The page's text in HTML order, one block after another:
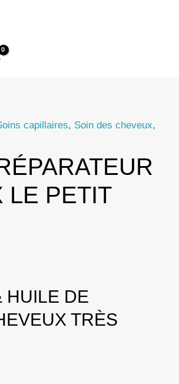
capillaires, Soin des cheveux,
LE PETIT
HUILE DE
TRÈS
Set